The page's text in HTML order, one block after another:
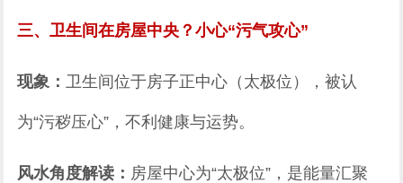
三、卫生间在房屋中央？小心“污气攻心”
现象：卫生间位于房子正中心（太极位），被认
为“污秽压心”，不利健康与运势。
风水角度解读： 房屋中心为“太极位”，是能量汇聚